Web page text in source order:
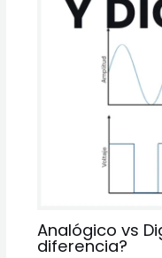
Analógico vs
diferencia?